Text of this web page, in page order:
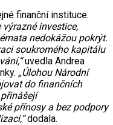
finanční instituce.
investice,
nedokážou pokrýt.
soukromého kapitálu
uvedla Andrea
„Úlohou Národní
do finančních
přínosy a bez podpory
dodala.